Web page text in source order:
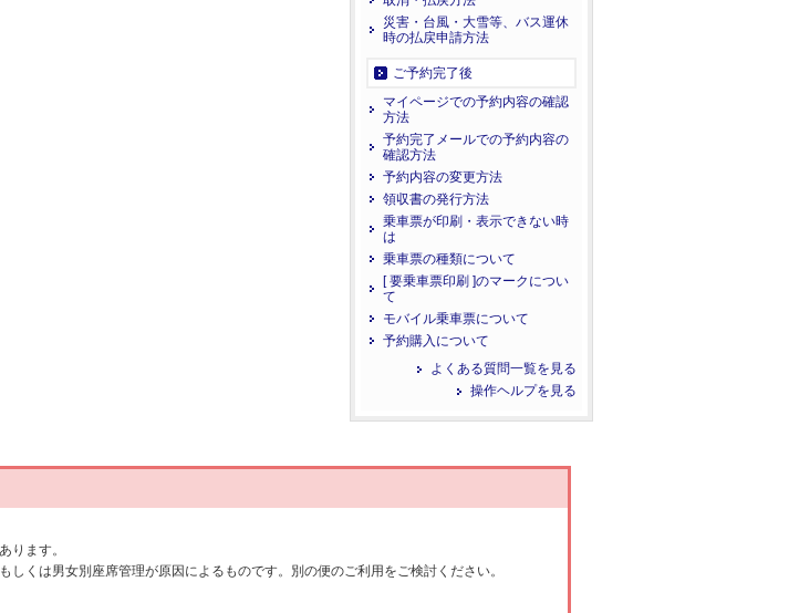
災害・台風・大雪等、バス運休
時の払戻申請方法
ご予約完了後
マイページでの予約内容の確認
方法
予約完了メールでの予約内容の
確認方法
予約内容の変更方法
領収書の発行方法
乗車票が印刷・表示できない時
は
乗車票の種類について
[ 要乗車票印刷 ]のマークについ
て
モバイル乗車票について
予約購入について
よくある質問一覧を見る
操作ヘルプを見る
ります。
くは男女別座席管理が原因によるものです。別の便のご利用をご検討ください。